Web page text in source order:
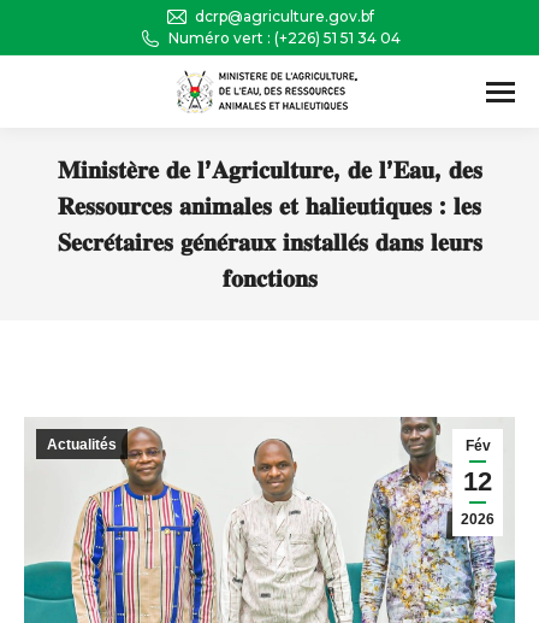
dcrp@agriculture.gov.bf
Numéro vert : (+226) 51 51 34 04
𝐌𝐢𝐧𝐢𝐬𝐭𝐞̀𝐫𝐞 𝐝𝐞 𝐥’𝐀𝐠𝐫𝐢𝐜𝐮𝐥𝐭𝐮𝐫𝐞, 𝐝𝐞 𝐥’𝐄𝐚𝐮, 𝐝𝐞𝐬
𝐑𝐞𝐬𝐬𝐨𝐮𝐫𝐜𝐞𝐬 𝐚𝐧𝐢𝐦𝐚𝐥𝐞𝐬 𝐞𝐭 𝐡𝐚𝐥𝐢𝐞𝐮𝐭𝐢𝐪𝐮𝐞𝐬 : 𝐥𝐞𝐬
𝐒𝐞𝐜𝐫𝐞́𝐭𝐚𝐢𝐫𝐞𝐬 𝐠𝐞́𝐧𝐞́𝐫𝐚𝐮𝐱 𝐢𝐧𝐬𝐭𝐚𝐥𝐥𝐞́𝐬 𝐝𝐚𝐧𝐬 𝐥𝐞𝐮𝐫𝐬
𝐟𝐨𝐧𝐜𝐭𝐢𝐨𝐧𝐬
Fév
12
2026
Actualités